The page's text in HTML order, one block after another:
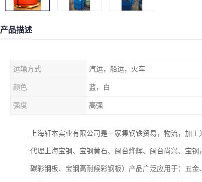
产品描述
运输方式 汽运，船运，火车
颜色 蓝，白
强度 高强
上海轩本实业有限公司是一家集钢铁贸易，物流，加
代理上海宝钢、宝钢黄石、闽台烨辉、闽台尚兴、宝
碳彩钢板、宝钢高耐候彩钢板）产品广泛应用于：五